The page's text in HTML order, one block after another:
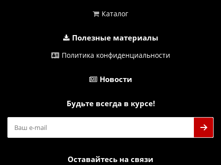
Каталог
Полезные материалы
Политика конфиденциальности
Новости
Будьте всегда в курсе!
Оставайтесь на связи